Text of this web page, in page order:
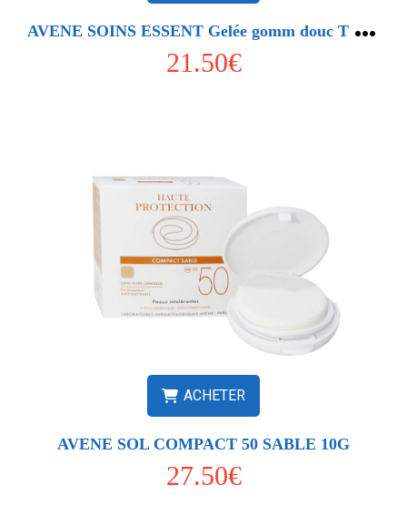
A
VENE SOINS ESSENT Gelée gomm douc T 75ml
21.50€
ACHETER
AVENE SOL COMPACT 50 SABLE 10G
27.50€